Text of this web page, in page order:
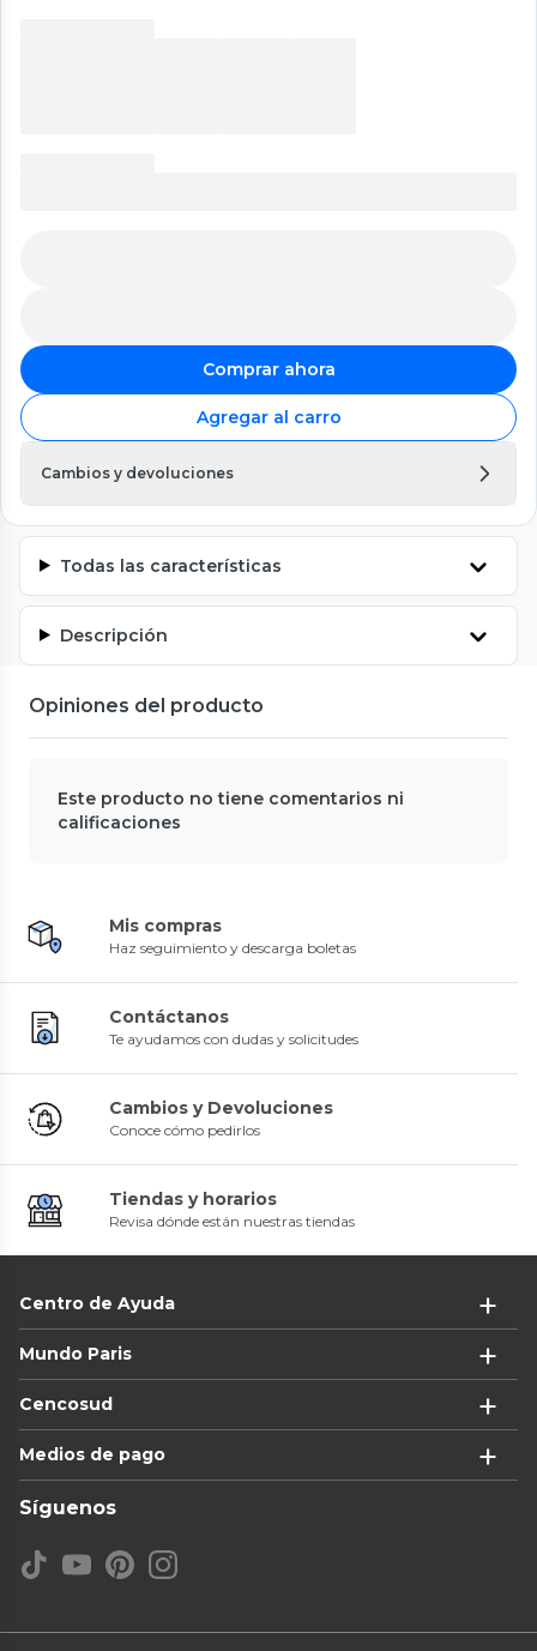
Comprar ahora
Agregar al carro
Cambios y devoluciones
Todas las características
Descripción
Opiniones del producto
Este producto no tiene comentarios ni
calificaciones
Mis compras
Haz seguimiento y descarga boletas
Contáctanos
Te ayudamos con dudas y solicitudes
Cambios y Devoluciones
Conoce cómo pedirlos
Tiendas y horarios
Revisa dónde están nuestras tiendas
Centro de Ayuda
Mundo Paris
Cencosud
Medios de pago
Síguenos